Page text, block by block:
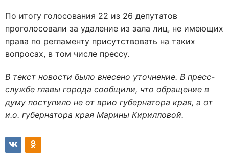
По итогу голосования 22 из 26 депутатов
проголосовали за удаление из зала лиц, не имеющих
права по регламенту присутствовать на таких
вопросах, в том числе прессу.
В текст новости было внесено уточнение. В пресс-
службе главы города сообщили, что обращение в
думу поступило не от врио губернатора края, а от
и.о. губернатора края Марины Кирилловой.